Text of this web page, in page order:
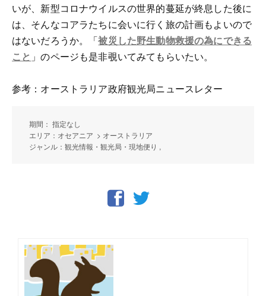
いが、新型コロナウイルスの世界的蔓延が終息した後に
は、そんなコアラたちに会いに行く旅の計画もよいので
はないだろうか。「被災した野生動物救援の為にできる
こと 」のページも是非覗いてみてもらいたい。
参考：オーストラリア政府観光局ニュースレター
期間： 指定なし
エリア：オセアニア > オーストラリア
ジャンル：観光情報・観光局・現地便り ,